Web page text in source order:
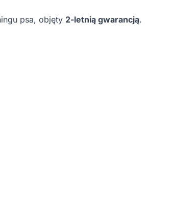
psa, objęty 2-letnią gwarancją.